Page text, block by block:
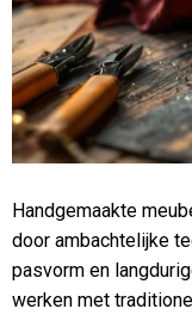
Handgemaakte
door ambachtelijke
pasvorm en
werken met